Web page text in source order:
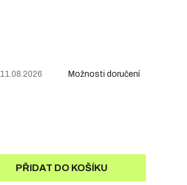
11.08.2026 Možnosti doručení
PŘIDAT DO KOŠÍKU